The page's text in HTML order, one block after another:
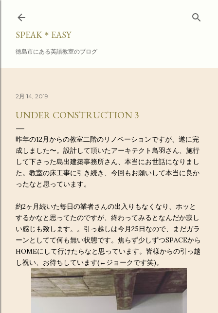
スキップしてメイン コンテンツに移動
SPEAK＊EASY
徳島市にある英語教室のブログ
2月 14, 2019
UNDER CONSTRUCTION 3
昨年の12月からの教室二階のリノベーションですが、遂に完
成しました〜。設計して頂いたアーキテクト鳥羽さん、施行
して下さった島出建築事務所さん、本当にお世話になりまし
た。教室の床工事に引き続き、今回もお願いして本当に良か
ったなと思っています。
約2ヶ月続いた毎日の業者さんの出入りもなくなり、ホッと
するかなと思ってたのですが、終わってみるとなんだか寂し
い感じも致します。。引っ越しは今月25日なので、まだガラ
ーンとしてて何も無い状態です。焦らず少しずつSPACEから
HOMEにして行けたらなと思っています。皆様からの引っ越
し祝い、お待ちしています(←ジョークです笑)。